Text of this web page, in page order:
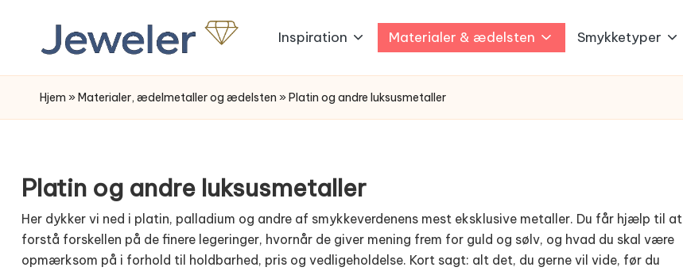
Inspiration Materialer & ædelsten Smykketyper
Hjem » Materialer, ædelmetaller og ædelsten » Platin og andre luksusmetaller
Platin og andre luksusmetaller
Her dykker vi ned i platin, palladium og andre af smykkeverdenens mest eksklusive metaller. Du får hjælp til at
forstå forskellen på de finere legeringer, hvornår de giver mening frem for guld og sølv, og hvad du skal være
opmærksom på i forhold til holdbarhed, pris og vedligeholdelse. Kort sagt: alt det, du gerne vil vide, før du